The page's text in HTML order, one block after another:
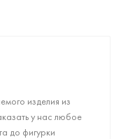
изделия из
у нас любое
до фигурки